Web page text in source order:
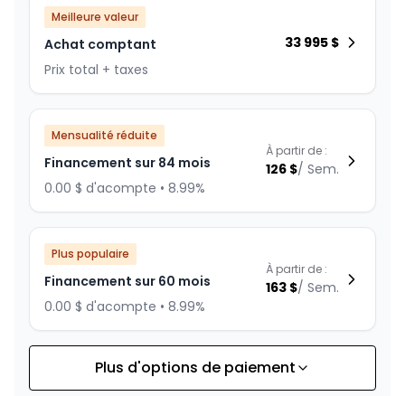
Meilleure valeur
Achat comptant
Prix total + taxes
33 995 $
Mensualité réduite
Financement sur 84 mois
0.00 $ d'acompte • 8.99%
À partir de :
126 $/ Sem.
Plus populaire
Financement sur 60 mois
0.00 $ d'acompte • 8.99%
À partir de :
163 $/ Sem.
Financement sur 72 mois
À partir de :
Plus d'options de paiement